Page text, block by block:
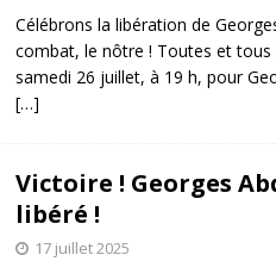
Célébrons la libération de
combat, le nôtre ! Toutes et tous
samedi 26 juillet, à 19 h, pour
[…]
Victoire ! Georges
libéré !
17 juillet 2025